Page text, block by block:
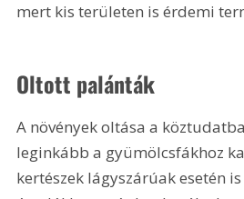
mert kis területen is érdemi
Oltott palánták
A növények oltása a
leginkább a gyümölcsfákhoz
kertészek lágyszárúak esetén